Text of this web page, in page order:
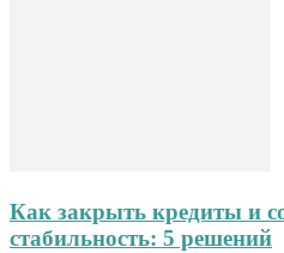
Как закрыть кредиты и
стабильность: 5 решений